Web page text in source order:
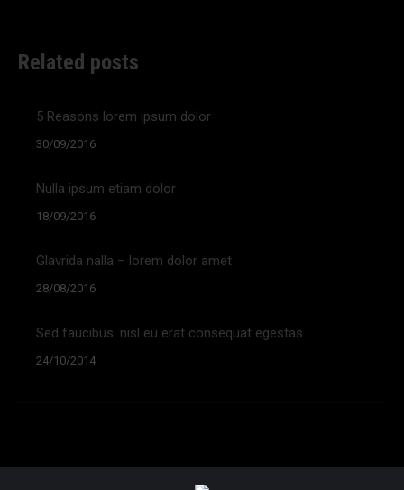
Related posts
5 Reasons lorem ipsum dolor
30/09/2016
Nulla ipsum etiam dolor
18/09/2016
Glavrida nalla – lorem dolor amet
28/08/2016
Sed faucibus: nisl eu erat consequat egestas
24/10/2014